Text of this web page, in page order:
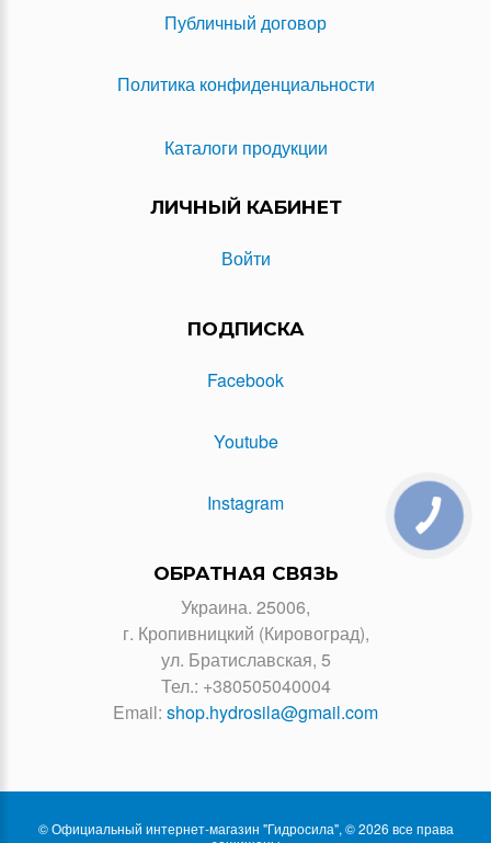
Публичный договор
Политика конфиденциальности
Каталоги продукции
ЛИЧНЫЙ КАБИНЕТ
Войти
ПОДПИСКА
Facebook
Youtube
Instagram
ОБРАТНАЯ СВЯЗЬ
Украина. 25006,
г. Кропивницкий (Кировоград),
ул. Братиславская, 5
Тел.: +380505040004
Email: shop.hydrosila@gmail.com
© Официальный интернет-магазин "Гидросила", © 2026 все права
КНОПКА
ЗВ'ЯЗКУ